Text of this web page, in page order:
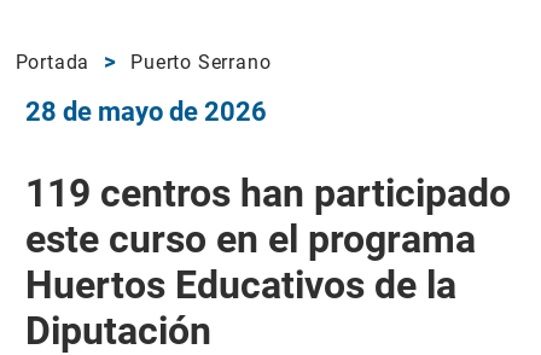
Portada Puerto Serrano
28 de mayo de 2026
119 centros han participado
este curso en el programa
Huertos Educativos de la
Diputación